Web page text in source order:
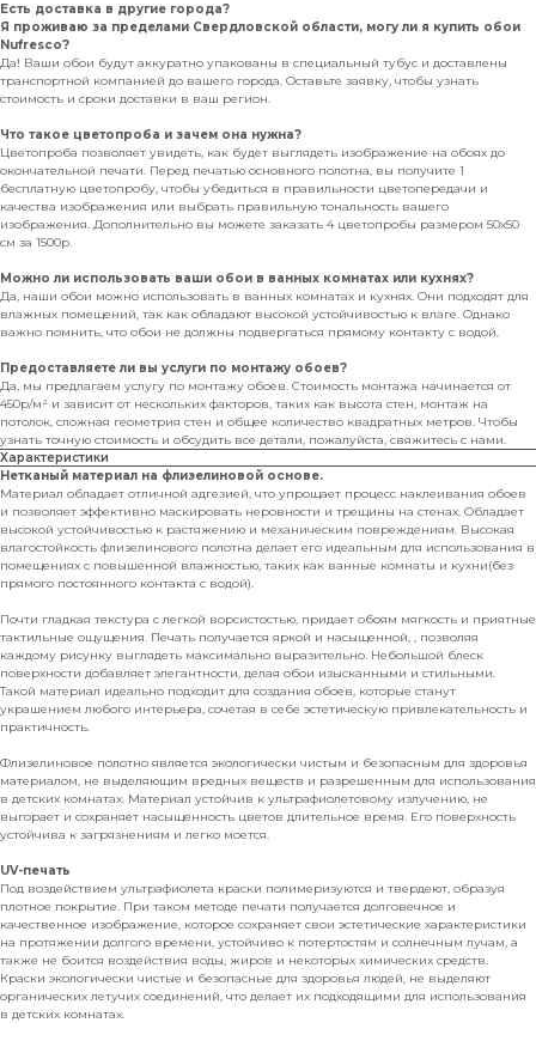
Есть доставка в другие города?
Я проживаю за пределами Свердловской области, могу ли я купить обои
Nufresco?
Да! Ваши обои будут аккуратно упакованы в специальный тубус и доставлены
транспортной компанией до вашего города. Оставьте заявку, чтобы узнать
стоимость и сроки доставки в ваш регион.
Что такое цветопроба и зачем она нужна?
Цветопроба позволяет увидеть, как будет выглядеть изображение на обоях до
окончательной печати. Перед печатью основного полотна, вы получите 1
бесплатную цветопробу, чтобы убедиться в правильности цветопередачи и
качества изображения или выбрать правильную тональность вашего
изображения. Дополнительно вы можете заказать 4 цветопробы размером 50х50
см за 1500р.
Можно ли использовать ваши обои в ванных комнатах или кухнях?
Да, наши обои можно использовать в ванных комнатах и кухнях. Они подходят для
влажных помещений, так как обладают высокой устойчивостью к влаге. Однако
важно помнить, что обои не должны подвергаться прямому контакту с водой.
Предоставляете ли вы услуги по монтажу обоев?
Да, мы предлагаем услугу по монтажу обоев. Стоимость монтажа начинается от
450р/м² и зависит от нескольких факторов, таких как высота стен, монтаж на
потолок, сложная геометрия стен и общее количество квадратных метров. Чтобы
узнать точную стоимость и обсудить все детали, пожалуйста, свяжитесь с нами.
Характеристики
Нетканый материал на флизелиновой основе.
Материал обладает отличной адгезией, что упрощает процесс наклеивания обоев
и позволяет эффективно маскировать неровности и трещины на стенах. Обладает
высокой устойчивостью к растяжению и механическим повреждениям. Высокая
влагостойкость флизелинового полотна делает его идеальным для использования в
помещениях с повышенной влажностью, таких как ванные комнаты и кухни(без
прямого постоянного контакта с водой).
Почти гладкая текстура с легкой ворсистостью, придает обоям мягкость и приятные
тактильные ощущения. Печать получается яркой и насыщенной, , позволяя
каждому рисунку выглядеть максимально выразительно. Небольшой блеск
поверхности добавляет элегантности, делая обои изысканными и стильными.
Такой материал идеально подходит для создания обоев, которые станут
украшением любого интерьера, сочетая в себе эстетическую привлекательность и
практичность.
Флизелиновое полотно является экологически чистым и безопасным для здоровья
материалом, не выделяющим вредных веществ и разрешенным для использования
в детских комнатах. Материал устойчив к ультрафиолетовому излучению, не
выгорает и сохраняет насыщенность цветов длительное время. Его поверхность
устойчива к загрязнениям и легко моется.
UV-печать
Под воздействием ультрафиолета краски полимеризуются и твердеют, образуя
плотное покрытие. При таком методе печати получается долговечное и
качественное изображение, которое сохраняет свои эстетические характеристики
на протяжении долгого времени, устойчиво к потертостям и солнечным лучам, а
также не боится воздействия воды, жиров и некоторых химических средств.
Краски экологически чистые и безопасные для здоровья людей, не выделяют
органических летучих соединений, что делает их подходящими для использования
в детских комнатах.